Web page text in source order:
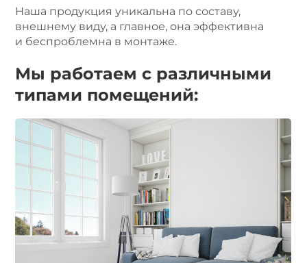
Наша продукция уникальна по составу,
внешнему виду, а главное, она эффективна
и беспроблемна в монтаже.
Мы работаем с различными
типами помещений: